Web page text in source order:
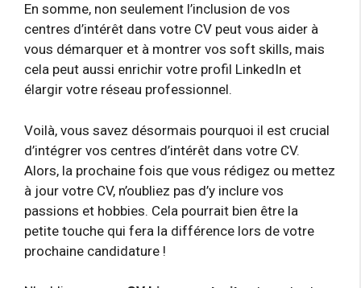
En somme, non seulement l’inclusion de vos
centres d’intérêt dans votre CV peut vous aider à
vous démarquer et à montrer vos soft skills, mais
cela peut aussi enrichir votre profil LinkedIn et
élargir votre réseau professionnel.
Voilà, vous savez désormais pourquoi il est crucial
d’intégrer vos centres d’intérêt dans votre CV.
Alors, la prochaine fois que vous rédigez ou mettez
à jour votre CV, n’oubliez pas d’y inclure vos
passions et hobbies. Cela pourrait bien être la
petite touche qui fera la différence lors de votre
prochaine candidature !